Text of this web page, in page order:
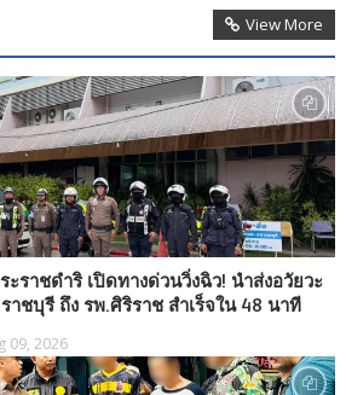
View More
ะราชดำริ เปิดทางด่วนวิ่งฉิว! นำส่งอวัยวะ
าชบุรี ถึง รพ.ศิริราช สำเร็จใน 48 นาที
09, 2026